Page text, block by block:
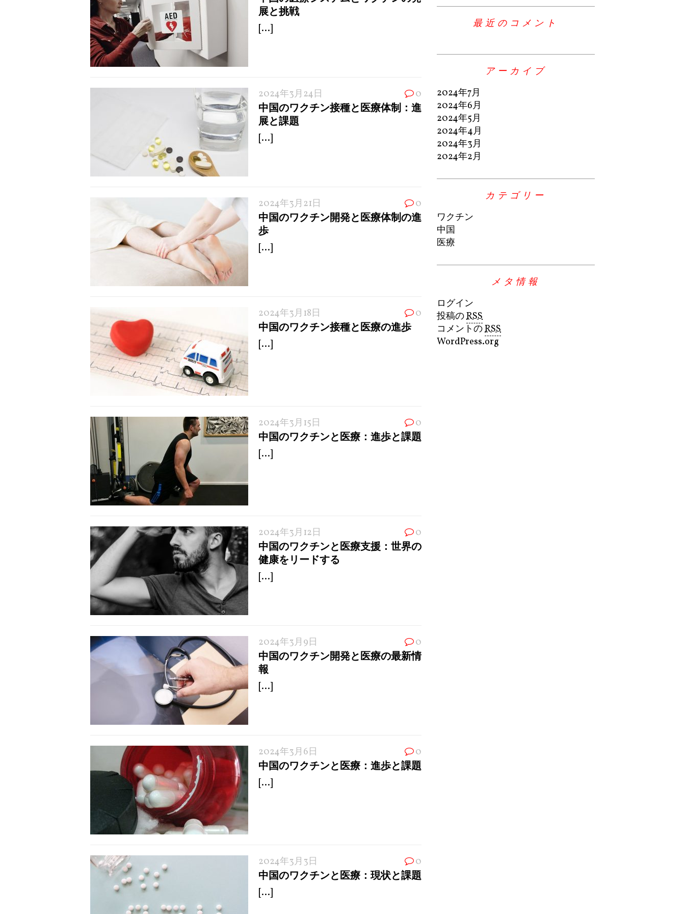
展と挑戦
[...]
2024年3月24日 0
中国のワクチン接種と医療体制：進
展と課題
[...]
2024年3月21日 0
中国のワクチン開発と医療体制の進
歩
[...]
2024年3月18日 0
中国のワクチン接種と医療の進歩
[...]
2024年3月15日 0
中国のワクチンと医療：進歩と課題
[...]
2024年3月12日 0
中国のワクチンと医療支援：世界の
健康をリードする
[...]
2024年3月9日 0
中国のワクチン開発と医療の最新情
報
[...]
2024年3月6日 0
中国のワクチンと医療：進歩と課題
[...]
2024年3月3日 0
中国のワクチンと医療：現状と課題
[...]
最近のコメント
アーカイブ
2024年7月
2024年6月
2024年5月
2024年4月
2024年3月
2024年2月
カテゴリー
ワクチン
中国
医療
メタ情報
ログイン
投稿のRSS
コメントのRSS
WordPress.org